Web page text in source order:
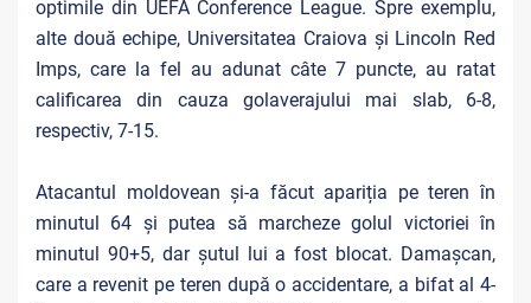
optimile din UEFA Conference League. Spre exemplu,
alte două echipe, Universitatea Craiova și Lincoln Red
Imps, care la fel au adunat câte 7 puncte, au ratat
calificarea din cauza golaverajului mai slab, 6-8,
respectiv, 7-15.
Atacantul moldovean și-a făcut apariția pe teren în
minutul 64 și putea să marcheze golul victoriei în
minutul 90+5, dar șutul lui a fost blocat. Damașcan,
care a revenit pe teren după o accidentare, a bifat al 4-